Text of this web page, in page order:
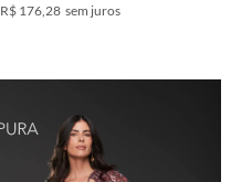
R$ 176,28 sem juros